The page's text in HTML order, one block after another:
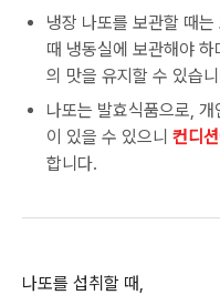
냉장 나또를 보관할 때
때 냉동실에 보관해야
의 맛을 유지할 수 있습
나또는 발효식품으로,
이 있을 수 있으니 컨디
합니다.
나또를 섭취할 때,